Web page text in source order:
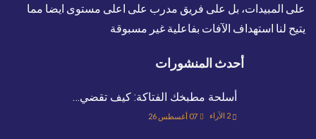
على المبيدات، بل على فريق مدرب على اعلى مستوى ايضا مما
يتيح لنا استهداف الآفات بفاعلية غير مسبوقة
أحدث المنشورات
أسلحة مطبخك الفتاكة: كيف تقضي…
07 أغسطس 26 2 الآراء